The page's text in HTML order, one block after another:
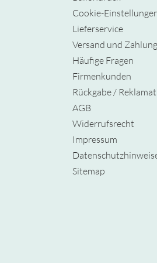
Cookie-
Lieferservice
Versand und
Häufige Fragen
Firmenkunden
Rückgabe /
AGB
Widerrufsrecht
Impressum
Sitemap